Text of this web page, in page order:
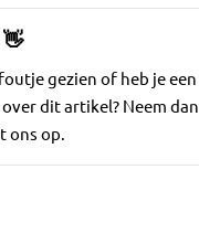
👋
gezien of heb je een
dit artikel? Neem dan
ons op.